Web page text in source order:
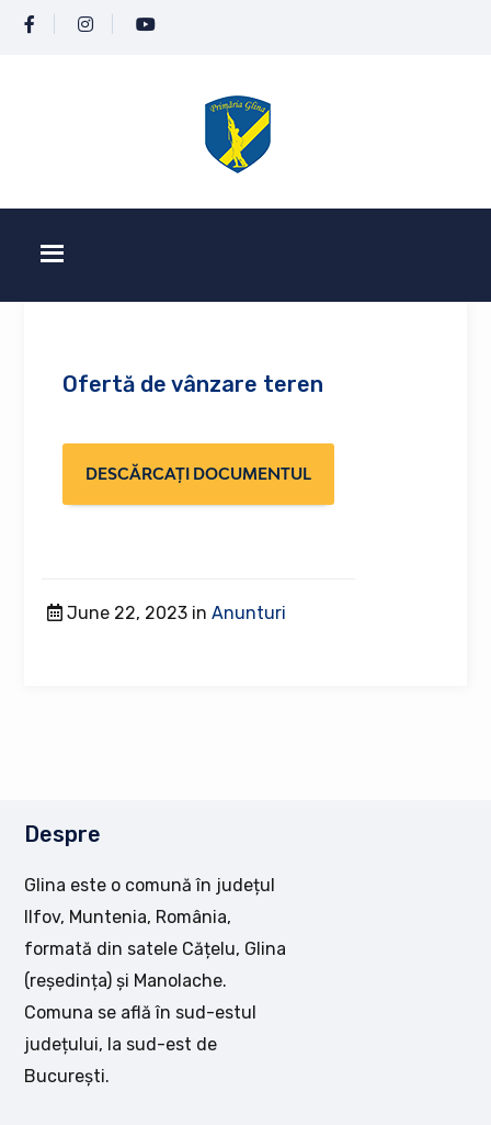
Ofertă de vânzare teren
DESCĂRCAȚI DOCUMENTUL
June 22, 2023 inAnunturi
Despre
Glina este o comună în județul
Ilfov, Muntenia, România,
formată din satele Cățelu, Glina
(reședința) și Manolache.
Comuna se află în sud-estul
județului, la sud-est de
București.